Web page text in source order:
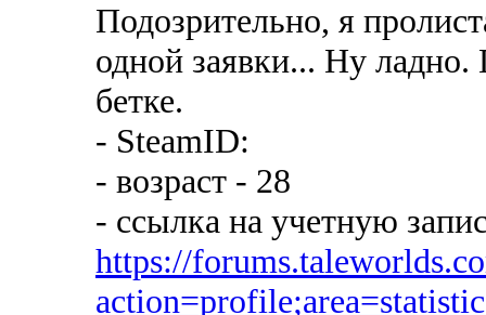
Подозрительно, я
одной заявки... Ну ладно.
бетке.
- SteamID:
- возраст - 28
- ссылка на учетную
https://